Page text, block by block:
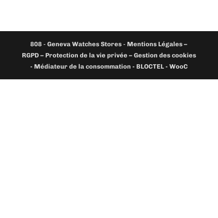
808 -Geneva Watches Stores - Mentions Légales –
RGPD – Protection de la vie privée – Gestion des cookies
- Médiateur de la consommation - BLOCTEL - WooC